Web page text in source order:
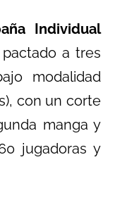
Individual
a tres
modalidad
con un corte
manga y
jugadoras y